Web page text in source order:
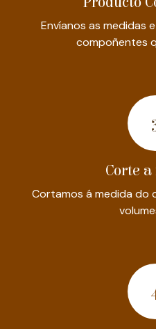
Envíanos as medidas
compoñentes
Corte
Cortamos á medida do